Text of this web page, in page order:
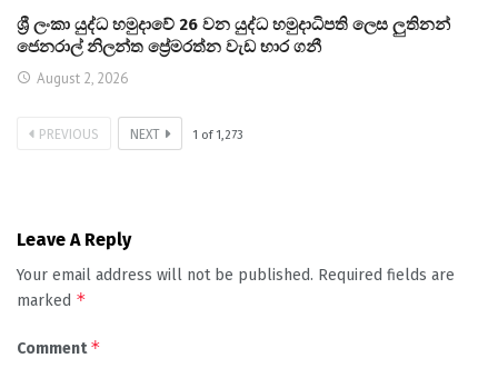
ශ්‍රී ලංකා යුද්ධ හමුදාවේ 26 වන යුද්ධ හමුදාධිපති ලෙස ලුතිනන්
ජෙනරාල් නිලන්ත ප්‍රේමරත්න වැඩ භාර ගනී
August 2, 2026
PREVIOUS NEXT 1 of 1,273
Leave A Reply
Your email address will not be published. Required fields are
marked *
Comment*